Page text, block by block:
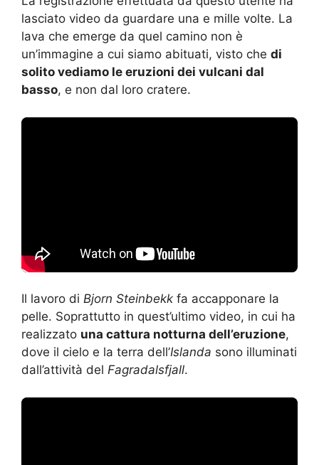
lasciato video da guardare una e mille volte. La
lava che emerge da quel camino non è
un’immagine a cui siamo abituati, visto che
di
solito vediamo le eruzioni dei vulcani dal
basso
, e non dal loro cratere.
Il lavoro di Bjorn Steinbekk fa accapponare la
pelle. Soprattutto in quest’ultimo video, in cui ha
realizzato
una cattura notturna dell’eruzione
dove il cielo e la terra dell’Islanda
sono illuminati
dall’attività del Fagradalsfjall